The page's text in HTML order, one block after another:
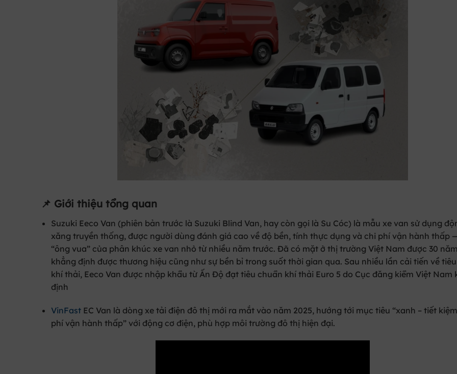
📌 Giới thiệu tổng quan
Suzuki Eeco Van (phiên bản trước là Suzuki Blind Van, hay còn gọi là Su Cóc) là mẫu xe van sử dụng
xăng truyền thống, được người dùng đánh giá cao về độ bền, tính thực dụng và chi phí vận hành thấp
“ông vua” của phân khúc xe van nhỏ từ nhiều năm trước. Đã có mặt ở thị trường Việt Nam được 30
khẳng định được thương hiệu cũng như sự bền bỉ trong suốt thời gian qua. Sau nhiều lần cải tiến về
khí thải, Eeco Van được nhập khẩu từ Ấn Độ đạt tiêu chuẩn khí thải Euro 5 do Cục đăng kiểm Việt Nam
định
VinFast EC Van là dòng xetải điện đô thị mới ra mắt vào năm 2025, hướng tới mục tiêu “xanh – tiết
phí vận hành thấp” với động cơ điện, phù hợp môi trường đô thị hiện đại.